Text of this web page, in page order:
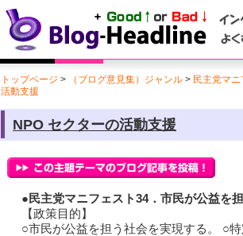
トップページ > （ブログ意見集）ジャンル > 民主党マ
活動支援
NPO セクターの活動支援
●民主党マニフェスト34．市民が公益を
【政策目的】
○市民が公益を担う社会を実現する。 ○